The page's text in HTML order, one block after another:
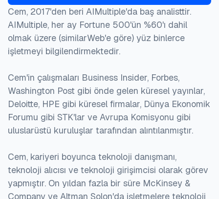
Cem, 2017'den beri AIMultiple'da baş analisttir.
AIMultiple, her ay Fortune 500'ün %60'ı dahil
olmak üzere (similarWeb'e göre) yüz binlerce
işletmeyi bilgilendirmektedir.
Cem'in çalışmaları Business Insider, Forbes,
Washington Post gibi önde gelen küresel yayınlar,
Deloitte, HPE gibi küresel firmalar, Dünya Ekonomik
Forumu gibi STK'lar ve Avrupa Komisyonu gibi
uluslarüstü kuruluşlar tarafından alıntılanmıştır.
Cem, kariyeri boyunca teknoloji danışmanı,
teknoloji alıcısı ve teknoloji girişimcisi olarak görev
yapmıştır. On yıldan fazla bir süre McKinsey &
Company ve Altman Solon'da işletmelere teknoloji